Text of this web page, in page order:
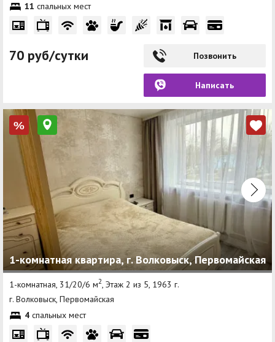
11 спальных мест
70 руб/сутки Позвонить
Написать
%
1-комнатная квартира, г. Волковыск, Первомайская
1-комнатная, 31/20/6 м2, Этаж 2 из 5, 1963 г.
г. Волковыск, Первомайская
4 спальных мест